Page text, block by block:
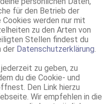
für den Betrieb der
werden nur mit
zu den Arten von
Stellen findest du
der Datenschutzerklärung.
zu geben, zu
du die Cookie- und
Den Link hierzu
Wir empfehlen in die
Kuscheln, Körperküs., DSa
mehr